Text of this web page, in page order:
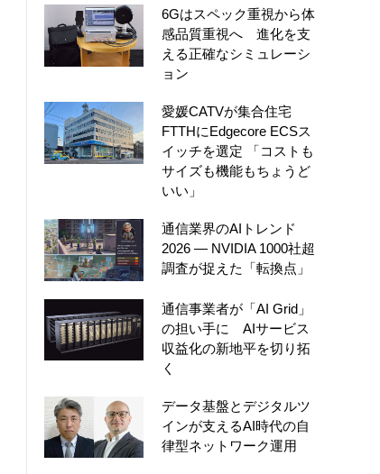
6Gはスペック重視から体
感品質重視へ 進化を支
える正確なシミュレーシ
ョン
愛媛CATVが集合住宅
FTTHにEdgecore ECSス
イッチを選定 「コストも
サイズも機能もちょうど
いい」
通信業界のAIトレンド
2026 ― NVIDIA 1000社超
調査が捉えた「転換点」
通信事業者が「AI Grid」
の担い手に AIサービス
収益化の新地平を切り拓
く
データ基盤とデジタルツ
インが支えるAI時代の自
律型ネットワーク運用